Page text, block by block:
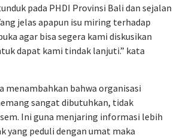
pada PHDI Provinsi Bali dan sejalan
jelas apapun isu miring terhadap
agar bisa segera kami diskusikan
dapat kami tindak lanjuti.” kata
menambahkan bahwa organisasi
sangat dibutuhkan, tidak
Ini guna menjaring informasi lebih
yang peduli dengan umat maka